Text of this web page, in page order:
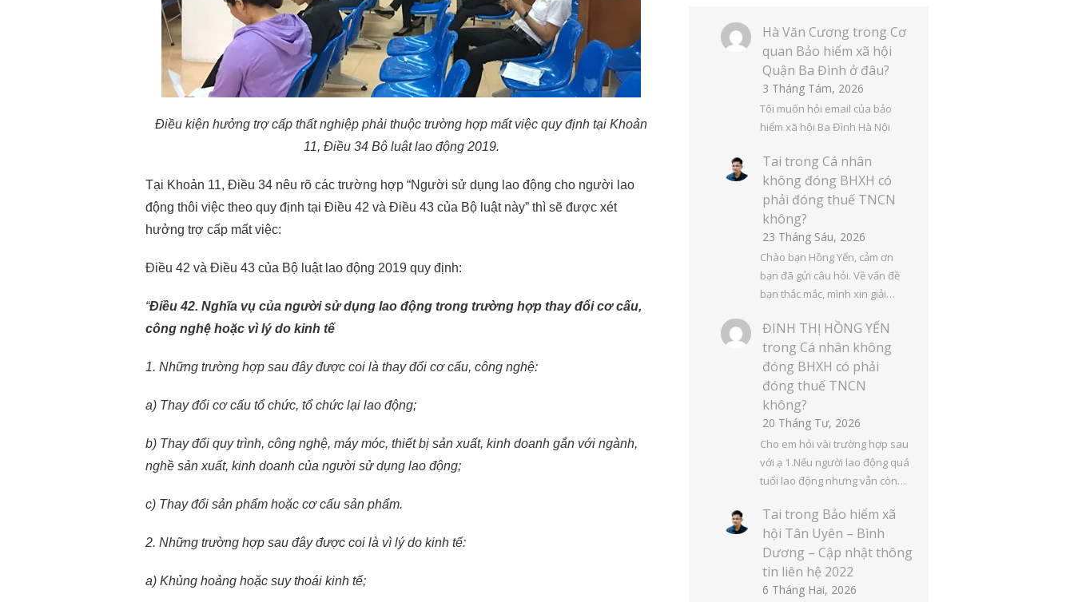
Điều kiện hưởng trợ cấp thất nghiệp phải thuộc trường hợp mất việc quy định tại Khoản
11, Điều 34 Bộ luật lao động 2019.
Tại Khoản 11, Điều 34 nêu rõ các trường hợp “Người sử dụng lao động cho người lao
động thôi việc theo quy định tại Điều 42 và Điều 43 của Bộ luật này” thì sẽ được xét
hưởng trợ cấp mất việc:
Điều 42 và Điều 43 của Bộ luật lao động 2019 quy định:
“Điều 42. Nghĩa vụ của người sử dụng lao động trong trường hợp thay đổi cơ cấu,
công nghệ hoặc vì lý do kinh tế
1. Những trường hợp sau đây được coi là thay đổi cơ cấu, công nghệ:
a) Thay đổi cơ cấu tổ chức, tổ chức lại lao động;
b) Thay đổi quy trình, công nghệ, máy móc, thiết bị sản xuất, kinh doanh gắn với ngành,
nghề sản xuất, kinh doanh của người sử dụng lao động;
c) Thay đổi sản phẩm hoặc cơ cấu sản phẩm.
2. Những trường hợp sau đây được coi là vì lý do kinh tế:
a) Khủng hoảng hoặc suy thoái kinh tế;
Hà Văn Cương trong Cơ
quan Bảo hiểm xã hội
Quận Ba Đình ở đâu?
3 Tháng Tám, 2026
Tôi muốn hỏi email của bảo
hiểm xã hội Ba Đình Hà Nội
Tai trong Cá nhân
không đóng BHXH có
phải đóng thuế TNCN
không?
23 Tháng Sáu, 2026
Chào bạn Hồng Yến, cảm ơn
bạn đã gửi câu hỏi. Về vấn đề
bạn thắc mắc, mình xin giải…
ĐINH THỊ HỒNG YẾN
trong Cá nhân không
đóng BHXH có phải
đóng thuế TNCN
không?
20 Tháng Tư, 2026
Cho em hỏi vài trường hợp sau
với ạ 1.Nếu người lao động quá
tuổi lao động nhưng vẫn còn…
Tai trong Bảo hiểm xã
hội Tân Uyên – Bình
Dương – Cập nhật thông
tin liên hệ 2022
6 Tháng Hai, 2026